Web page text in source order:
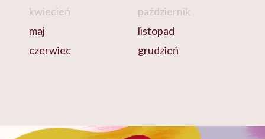
kwiecień
maj
czerwiec
październik
listopad
grudzień